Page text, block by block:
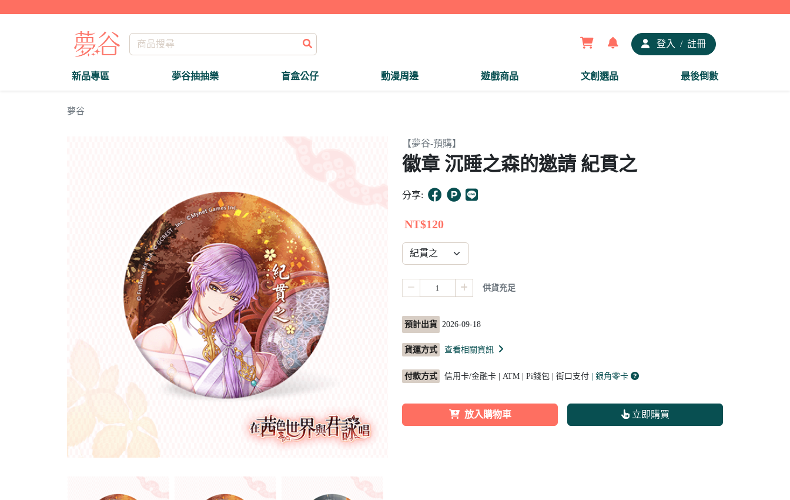
登入 / 註冊
新品專區 夢谷抽抽樂 盲盒公仔 動漫周邊 遊戲商品 文創選品 最後倒數
夢谷
【夢谷-預購】
徽章 沉睡之森的邀請 紀貫之
分享:
NT$120
供貨充足
預計出貨 2026-09-18
貨運方式 查看相關資訊
付款方式 信用卡/金融卡 | ATM | Pi錢包 | 街口支付 | 銀角零卡
放入購物車 立即購買